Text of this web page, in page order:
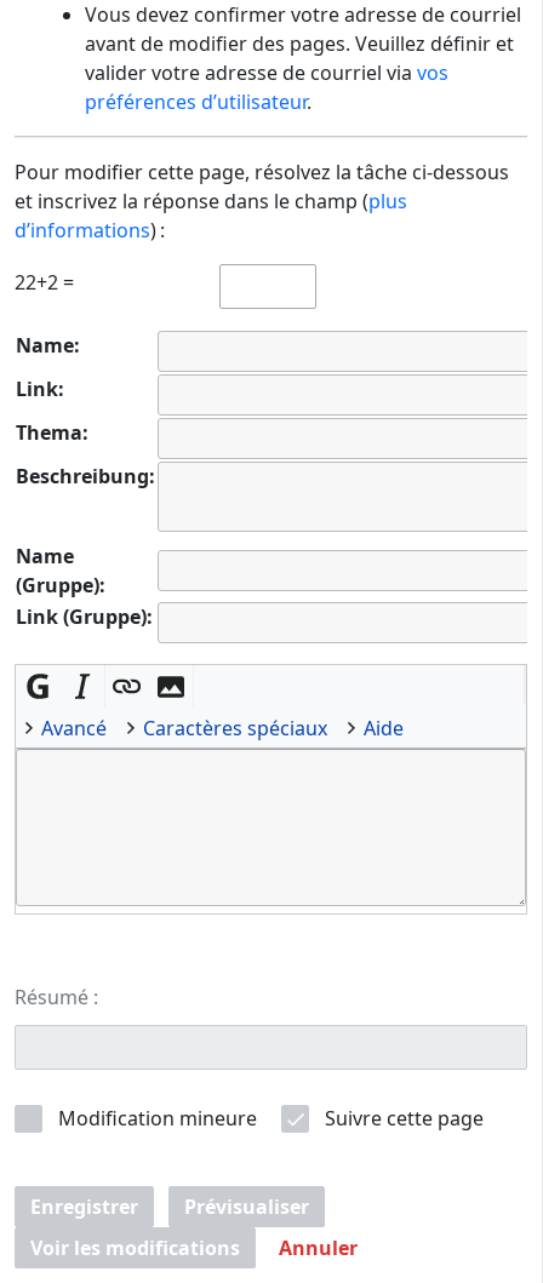
Vous devez confirmer votre adresse de courriel
avant de modifier des pages. Veuillez définir et
valider votre adresse de courriel via vos
préférences d’utilisateur.
Pour modifier cette page, résolvez la tâche ci-dessous
et inscrivez la réponse dans le champ (plus
d’informations) :
22+2 =
Name:
Link:
Thema:
Beschreibung:
Name
(Gruppe):
Link (Gruppe):
Avancé Caractères spéciaux Aide
Résumé :
Modification mineure Suivre cette page
Enregistrer
Prévisualiser
Voir les modifications
Annuler